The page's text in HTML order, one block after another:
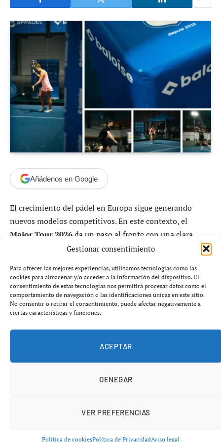
Gestionar consentimiento
Para ofrecer las mejores experiencias, utilizamos tecnologías como las
cookies para almacenar y/o acceder a la información del dispositivo. El
consentimiento de estas tecnologías nos permitirá procesar datos como el
comportamiento de navegación o las identificaciones únicas en este sitio.
No consentir o retirar el consentimiento, puede afectar negativamente a
ciertas características y funciones.
ACEPTAR
DENEGAR
VER PREFERENCIAS
Política de cookiesPolítica de PrivacidadAviso legal
Añádenos en Google
El crecimiento del pádel en Europa sigue generando
nuevos modelos competitivos. En este contexto, el
Major Tour 2026da un paso al frente con una clara
dejar de ser un circuito emergente para
pádel belga y, potencialmente, europeo.
Las declaraciones del director general de la AFPadel,
Marc Burgués, tras el arranque de la primera fase en el
profesionalización y expansión internacional